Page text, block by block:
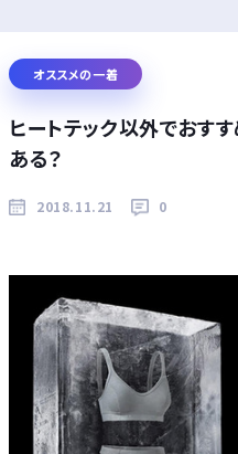
オススメの一着
ヒートテック以外でおす
ある？
2018.11.21 0